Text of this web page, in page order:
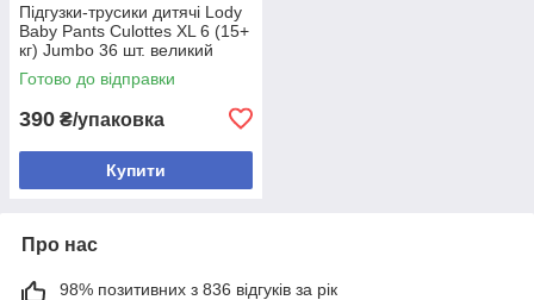
Підгузки-трусики дитячі Lody
Baby Pants Culottes XL 6 (15+
кг) Jumbo 36 шт. великий
розмір
Готово до відправки
390 ₴/упаковка
Купити
Про нас
98% позитивних з 836 відгуків за рік